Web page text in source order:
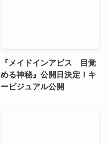
『メイドインアビス 目覚
める神秘』公開日決定！キ
ービジュアル公開